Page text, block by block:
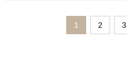
1 2 3